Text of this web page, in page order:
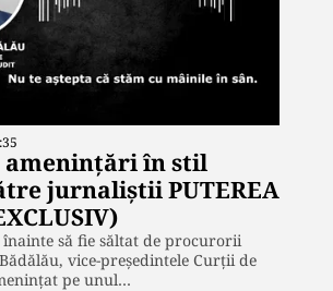
amenințări în stil
jurnaliștii PUTEREA
să fie săltat de procurorii
vice-președintele Curții de
pe unul…